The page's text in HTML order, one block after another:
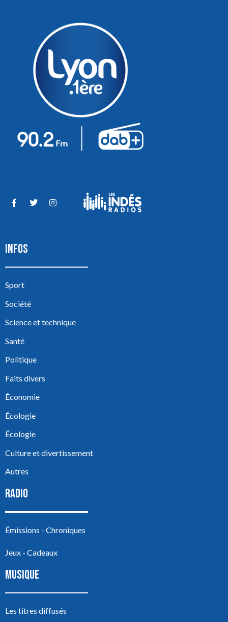
INFOS
Sport
Société
Science et technique
Santé
Politique
Faits divers
Économie
Écologie
Écologie
Culture et divertissement
Autres
RADIO
Émissions - Chroniques
Jeux - Cadeaux
MUSIQUE
Les titres diffusés